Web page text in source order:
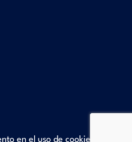
en el uso de cookies